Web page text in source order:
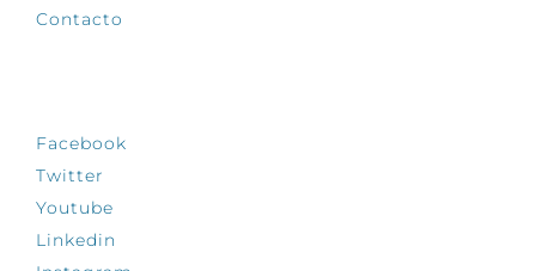
Contacto
Facebook
Twitter
Youtube
Linkedin